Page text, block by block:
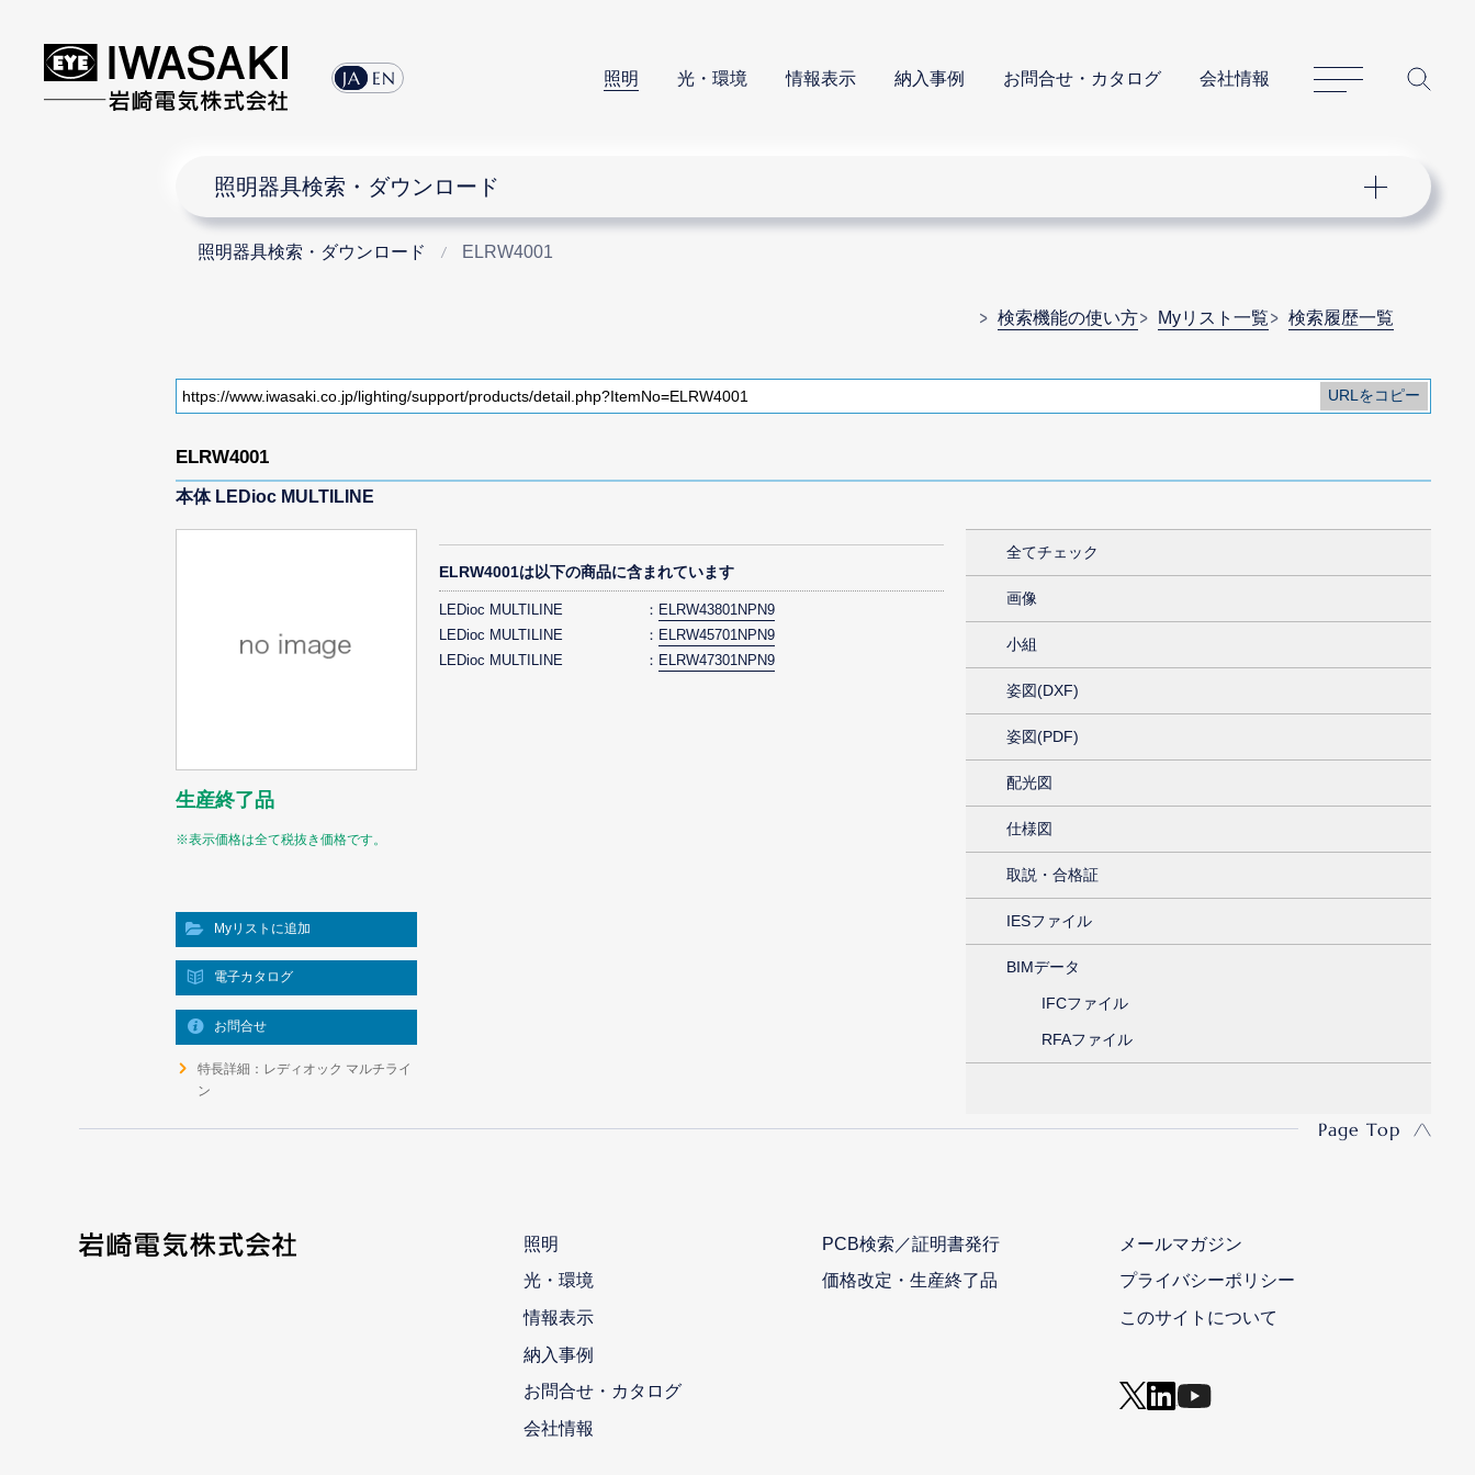
JA EN 照明 光・環境 情報表示 納入事例 お問合せ・カタログ 会社情報
サイトマップ
照明器具検索・ダウンロード
照明器具検索・ダウンロード ELRW4001
検索機能の使い方 Myリスト一覧 検索履歴一覧
ELRW4001
本体 LEDioc MULTILINE
生産終了品
※表示価格は全て税抜き価格です。
Myリストに追加
電子カタログ
お問合せ
特長詳細：レディオック マルチライ
ン
全てチェック
画像
小組
姿図(DXF)
姿図(PDF)
配光図
仕様図
取説・合格証
IESファイル
BIMデータ
IFCファイル
RFAファイル
ELRW4001は以下の商品に含まれています
LEDioc MULTILINE
ELRW43801NPN9
LEDioc MULTILINE
ELRW45701NPN9
LEDioc MULTILINE
ELRW47301NPN9
Page Top
照明
光・環境
情報表示
納入事例
お問合せ・カタログ
会社情報
PCB検索／証明書発行
価格改定・生産終了品
メールマガジン
プライバシーポリシー
このサイトについて